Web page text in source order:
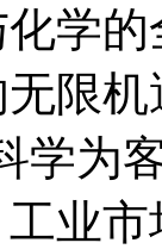
学
限
学为
业